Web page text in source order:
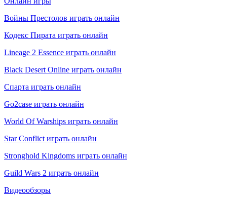
Войны Престолов играть онлайн
Кодекс Пирата играть онлайн
Lineage 2 Essence играть онлайн
Black Desert Online играть онлайн
Спарта играть онлайн
Go2case играть онлайн
World Of Warships играть онлайн
Star Conflict играть онлайн
Stronghold Kingdoms играть онлайн
Guild Wars 2 играть онлайн
Видеообзоры